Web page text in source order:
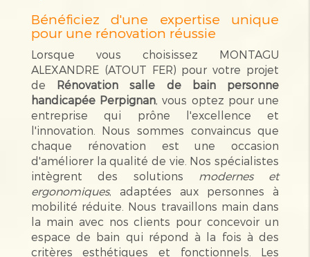
Bénéficiez d'une expertise unique
pour une rénovation réussie
Lorsque vous choisissez MONTAGU
ALEXANDRE (ATOUT FER) pour votre projet
de Rénovation salle de bain personne
handicapée Perpignan, vous optez pour une
entreprise qui prône l'excellence et
l'innovation. Nous sommes convaincus que
chaque rénovation est une occasion
d'améliorer la qualité de vie. Nos spécialistes
intègrent des solutions
modernes et
ergonomiques, adaptées aux personnes à
mobilité réduite. Nous travaillons main dans
la main avec nos clients pour concevoir un
espace de bain qui répond à la fois à des
critères esthétiques et fonctionnels. Les